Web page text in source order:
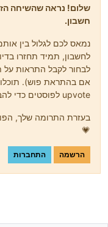
שלום! נראה שהשיחה הזו
חשבון.
נמאס לכם לגלול בין
לחשבון, תמיד תחזרו
לבחור לקבל התראות על
אם בהתראת פוש). תוכלו
upvote לפוסטים כדי להביע הערכה לחברי קהילה אחרים.
בעזרת התרומה שלך,
💗
הרשמה התחברות